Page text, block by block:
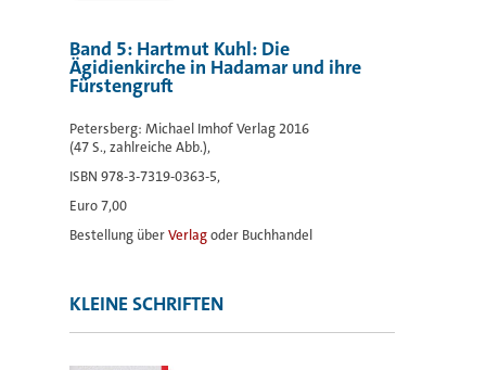
Band 5: Hartmut Kuhl: Die
Ägidienkirche in Hadamar und ihre
Fürstengruft
Petersberg: Michael Imhof Verlag 2016
(47 S., zahlreiche Abb.),
ISBN 978-3-7319-0363-5,
Euro 7,00
Bestellung überVerlagoder Buchhandel
KLEINE SCHRIFTEN